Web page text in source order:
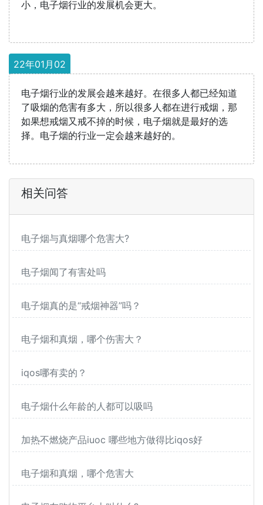
小，电子烟行业的发展机会更大。
22年01月02
电子烟行业的发展会越来越好。在很多人都已经知道
了吸烟的危害有多大，所以很多人都在进行戒烟，那
如果想戒烟又戒不掉的时候，电子烟就是最好的选
择。电子烟的行业一定会越来越好的。
相关问答
电子烟与真烟哪个危害大?
电子烟闻了有害处吗
电子烟真的是“戒烟神器”吗？
电子烟和真烟，哪个伤害大？
iqos哪有卖的？
电子烟什么年龄的人都可以吸吗
加热不燃烧产品iuoc 哪些地方做得比iqos好
电子烟和真烟，哪个危害大